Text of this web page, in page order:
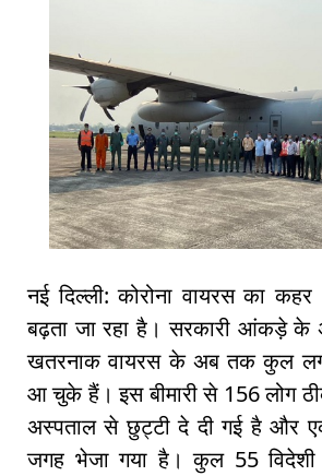
नई दिल्ली: कोरोना वायरस का
बढ़ता जा रहा है। सरकारी आंकड़े के
खतरनाक वायरस के अब तक कुल
आ चुके हैं। इस बीमारी से 156 लोग
अस्पताल से छुट्टी दे दी गई है और
जगह भेजा गया है। कुल 55 विदेशी